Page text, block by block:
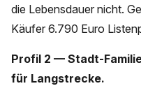
die Lebensdauer nicht.
Käufer 6.790 Euro
Profil 2 — Stadt-
für Langstrecke.